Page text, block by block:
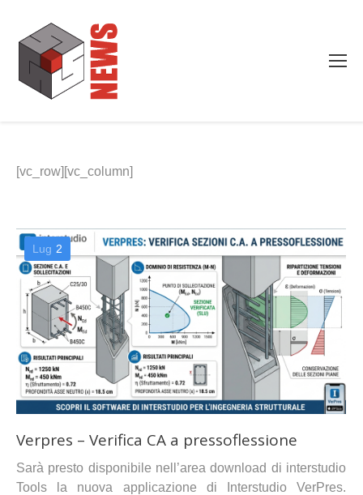
[vc_row][vc_column]
Lug 2
Verpres – Verifica CA a pressoflessione
Sarà presto disponibile nell’area download di interstudio
Tools la nuova applicazione di Interstudio VerPres.